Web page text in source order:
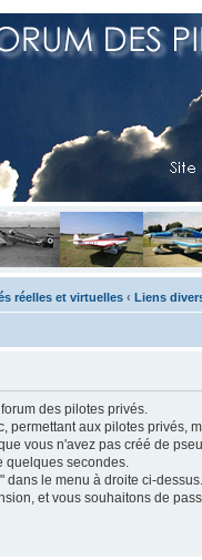
réelles et virtuelles ‹ Liens
des pilotes privés.
permettant aux pilotes
vous n'avez pas créé de
quelques secondes.
dans le menu à droite ci-
et vous souhaitons de